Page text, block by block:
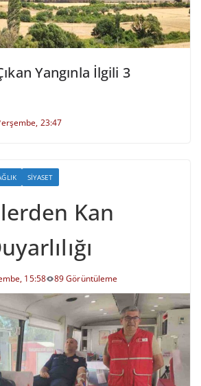
Yangınla İlgili 3
23:47
SIYASET
Kan
15:58 89 Görüntüleme